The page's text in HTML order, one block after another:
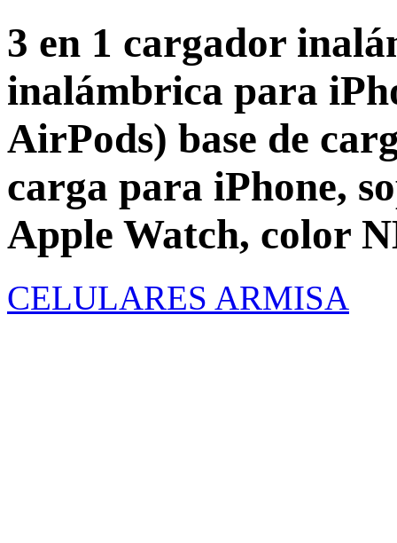
3 en 1 cargador
inalámbrica para
AirPods) base de
carga para iPhone,
Apple Watch, color
CELULARES ARMISA